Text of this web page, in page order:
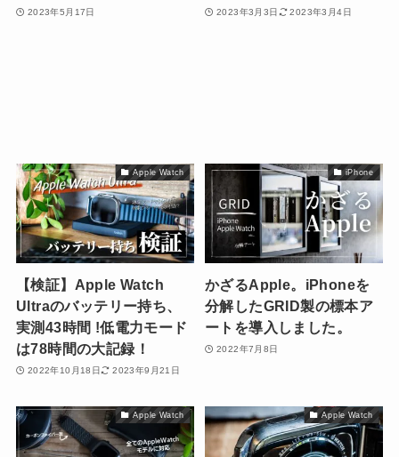
2023年5月17日 2023年3月3日 2023年3月4日
Apple Watch
【検証】Apple Watch
Ultraのバッテリー持ち、
実測43時間 !低電力モード
は78時間の大記録！
2022年10月18日 2023年9月21日
iPhone
かざるApple。iPhoneを
分解したGRID製の標本ア
ートを導入しました。
2022年7月8日
Apple Watch Apple Watch